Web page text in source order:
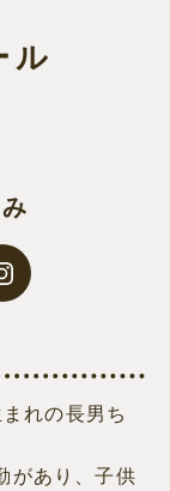
ル
れの長男ち
があり、子供